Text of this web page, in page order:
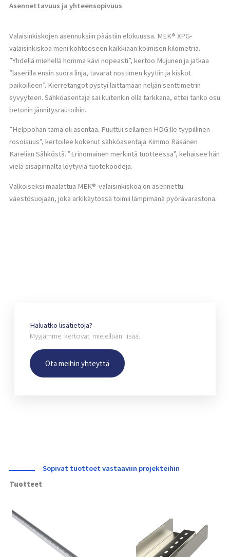
Asennettavuus ja yhteensopivuus
Valaisinkiskojen asennuksiin päästiin elokuussa. MEK® XPG-
valaisinkiskoa meni kohteeseen kaikkiaan kolmisen kilometriä.
”Yhdellä miehellä homma kävi nopeasti”, kertoo Mujunen ja jatkaa
”laserilla ensin suora linja, tavarat nostimen kyytiin ja kiskot
paikoilleen”. Kierretangot pystyi laittamaan neljän senttimetrin
syvyyteen. Sähköasentaja sai kuitenkin olla tarkkana, ettei tanko osu
betonin jännitysrautoihin.
”Helppohan tämä oli asentaa. Puuttui sellainen HDG:lle tyypillinen
rosoisuus”, kertoilee kokenut sähköasentaja Kimmo Räsänen
Karelian Sähköstä. ”Erinomainen merkintä tuotteessa”, kehaisee hän
vielä sisäpinnalta löytyviä tuotekoodeja.
Valkoiseksi maalattua MEK®-valaisinkiskoa on asennettu
väestösuojaan, joka arkikäytössä toimii lämpimänä pyörävarastona.
Haluatko lisätietoja?
Myyjämme kertovat mielellään lisää.
Ota meihin yhteyttä
Sopivat tuotteet vastaaviin projekteihin
Tuotteet